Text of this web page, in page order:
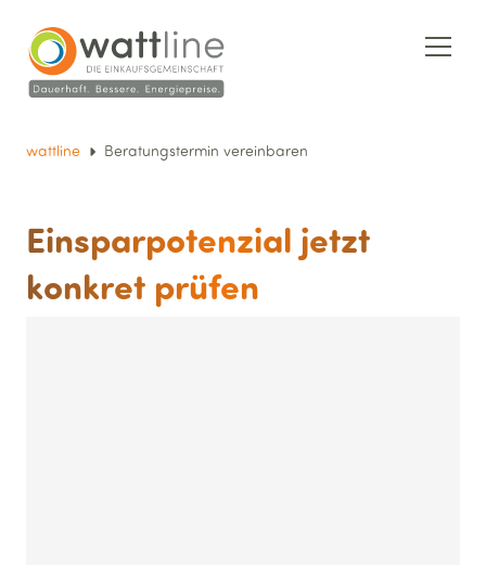
wattline Beratungstermin vereinbaren
Einsparpotenzial jetzt
konkret prüfen